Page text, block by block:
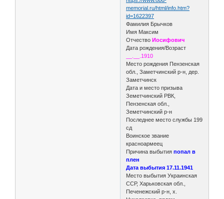
memorial.ru/html/info.htm?
id=1622397
Фамилия Брычков
Имя Максим
ОтчествоИосифович
Дата рождения/Возраст
__.__.1910
Место рождения Пензенская
обл., Заметчинский р-н, дер.
Заметчинск
Дата и место призыва
Земетчинский РВК,
Пензенская обл.,
Земетчинский р-н
Последнее место службы 199
сд
Воинское звание
красноармеец
Причина выбытияпопал в
плен
Дата выбытия 17.11.1941
Место выбытия Украинская
ССР, Харьковская обл.,
Печенежский р-н, х.